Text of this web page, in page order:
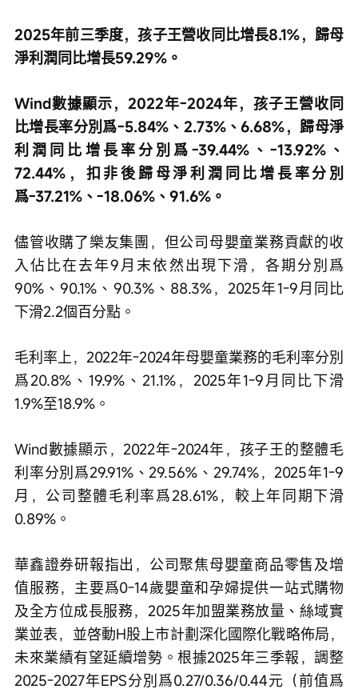
2025年前三季度，孩子王營收同比增長8.1%，歸母
淨利潤同比增長59.29%。
Wind數據顯示，2022年-2024年，孩子王營收同
比增長率分別爲-5.84%、2.73%、6.68%，歸母淨
利潤同比增長率分別爲-39.44%、-13.92%、
72.44%，扣非後歸母淨利潤同比增長率分別
爲-37.21%、-18.06%、91.6%。
儘管收購了樂友集團，但公司母嬰童業務貢獻的收
入佔比在去年9月末依然出現下滑，各期分別爲
90%、90.1%、90.3%、88.3%，2025年1-9月同比
下滑2.2個百分點。
毛利率上，2022年-2024年母嬰童業務的毛利率分別
爲20.8%、19.9%、21.1%，2025年1-9月同比下滑
1.9%至18.9%。
Wind數據顯示，2022年-2024年，孩子王的整體毛
利率分別爲29.91%、29.56%、29.74%，2025年1-9
月，公司整體毛利率爲28.61%，較上年同期下滑
0.89%。
華鑫證券研報指出，公司聚焦母嬰童商品零售及增
值服務，主要爲0-14歲嬰童和孕婦提供一站式購物
及全方位成長服務，2025年加盟業務放量、絲域實
業並表，並啓動H股上市計劃深化國際化戰略佈局，
未來業績有望延續增勢。根據2025年三季報，調整
2025-2027年EPS分別爲0.27/0.36/0.44元（前值爲